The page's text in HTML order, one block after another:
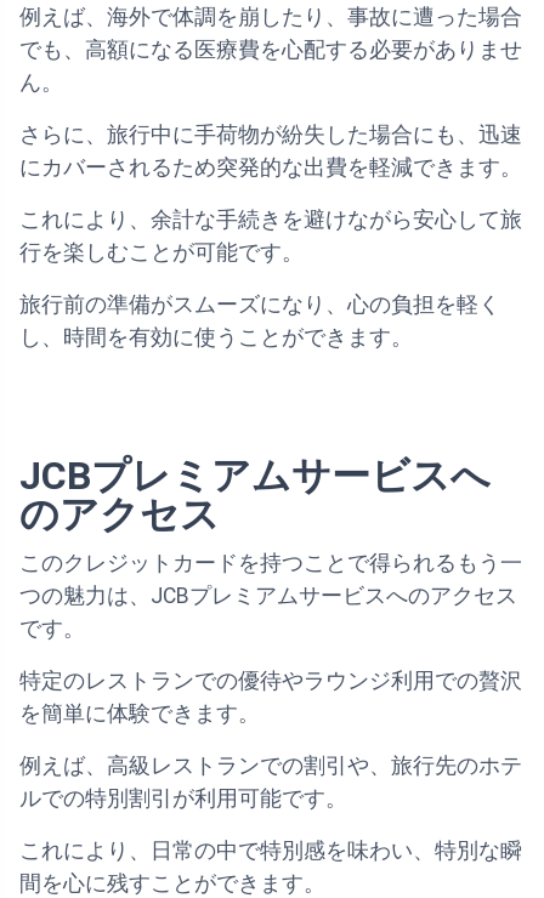
例えば、海外で体調を崩したり、事故に遭った場合
でも、高額になる医療費を心配する必要がありませ
ん。
さらに、旅行中に手荷物が紛失した場合にも、迅速
にカバーされるため突発的な出費を軽減できます。
これにより、余計な手続きを避けながら安心して旅
行を楽しむことが可能です。
旅行前の準備がスムーズになり、心の負担を軽く
し、時間を有効に使うことができます。
JCBプレミアムサービスへ
のアクセス
このクレジットカードを持つことで得られるもう一
つの魅力は、JCBプレミアムサービスへのアクセス
です。
特定のレストランでの優待やラウンジ利用での贅沢
を簡単に体験できます。
例えば、高級レストランでの割引や、旅行先のホテ
ルでの特別割引が利用可能です。
これにより、日常の中で特別感を味わい、特別な瞬
間を心に残すことができます。